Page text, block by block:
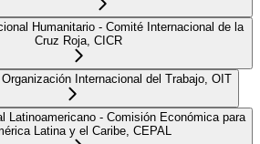
Humanitario - Comité Internacional de la
Cruz Roja, CICR
Internacional del Trabajo, OIT
Latinoamericano - Comisión Económica para
Latina y el Caribe, CEPAL